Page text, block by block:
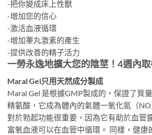
-把你變成床上性獸
-增加您的信心
-激活血液循環
-增加睾丸激素的產生
-提供改善的精子活力
一勞永逸地擴大您的陰莖！4週內取
Maral Gel只用天然成分製成
Maral Gel 是根據GMP製成的，保證了質
精氨酸，它成為體內的氣體一氧化氮（
對於勃起功能很重要，因為它有助於血管
富氧血液可以在血管中循環。 同樣，健康